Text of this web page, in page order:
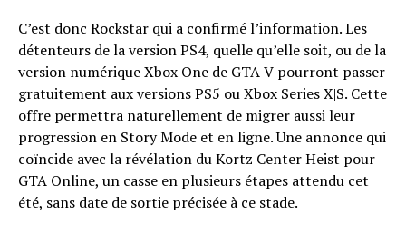
C’est donc Rockstar qui a confirmé l’information. Les
détenteurs de la version PS4, quelle qu’elle soit, ou de la
version numérique Xbox One de GTA V pourront passer
gratuitement aux versions PS5 ou Xbox Series X|S. Cette
offre permettra naturellement de migrer aussi leur
progression en Story Mode et en ligne. Une annonce qui
coïncide avec la révélation du Kortz Center Heist pour
GTA Online, un casse en plusieurs étapes attendu cet
été, sans date de sortie précisée à ce stade.